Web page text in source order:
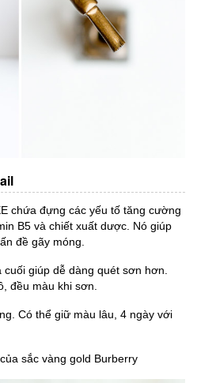
chứa đựng các yếu tố tăng cường
B5 và chiết xuất dược. Nó giúp
đề gãy móng.
giúp dễ dàng quét sơn hơn.
đều màu khi sơn.
Có thể giữ màu lâu, 4 ngày với
sắc vàng gold Burberry